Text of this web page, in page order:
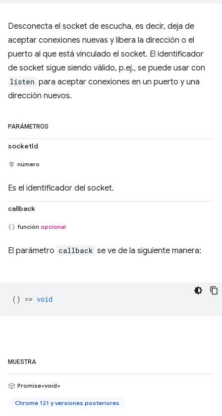
Desconecta el socket de escucha, es decir, deja de
aceptar conexiones nuevas y libera la dirección o el
puerto al que está vinculado el socket. El identificador
de socket sigue siendo válido, p.ej., se puede usar con
listen para aceptar conexiones en un puerto y una
dirección nuevos.
PARÁMETROS
socketId
número
Es el identificador del socket.
callback
función opcional
El parámetro callback se ve de la siguiente manera:
() => void
MUESTRA
Promise<void>
Chrome 121 y versiones posteriores